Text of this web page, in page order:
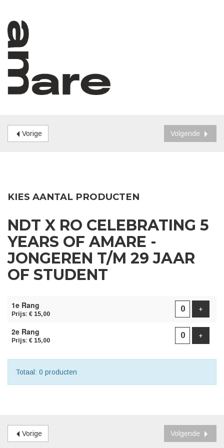
Vorige Volgende
KIES AANTAL PRODUCTEN
NDT X RO CELEBRATING 5
YEARS OF AMARE -
JONGEREN T/M 29 JAAR
OF STUDENT
1e Rang
Prijs: € 15,00
+
2e Rang
Prijs: € 15,00
+
Totaal: 0 producten
Vorige Volgende